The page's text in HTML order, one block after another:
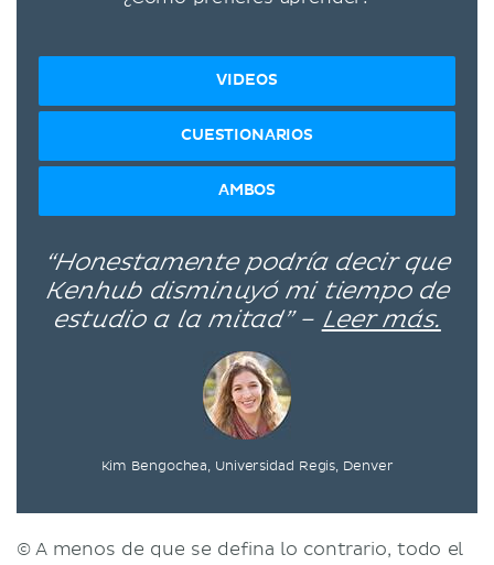
VIDEOS
CUESTIONARIOS
AMBOS
“Honestamente podría decir que
Kenhub disminuyó mi tiempo de
estudio a la mitad” – Leer más.
Kim Bengochea, Universidad Regis, Denver
© A menos de que se defina lo contrario, todo el